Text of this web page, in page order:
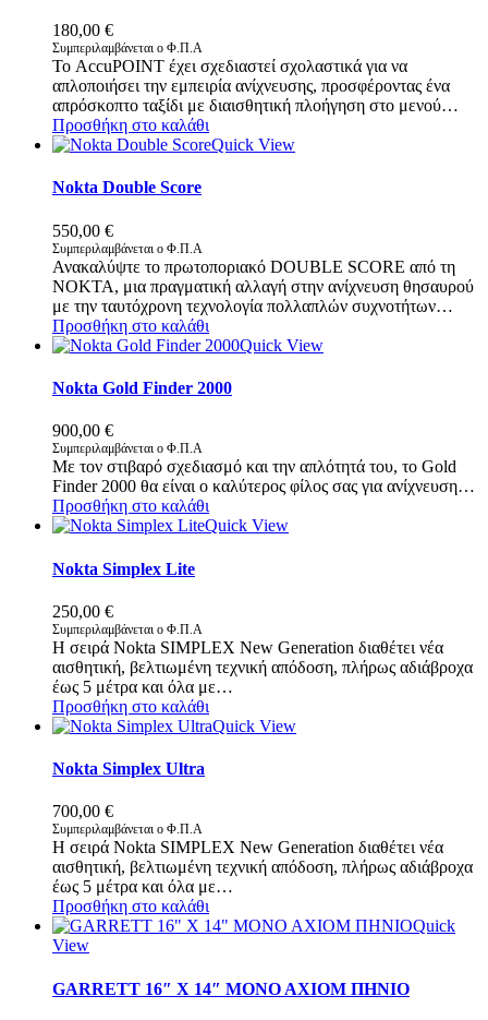
180,00 €
Συμπεριλαμβάνεται ο Φ.Π.Α
Το AccuPOINT έχει σχεδιαστεί σχολαστικά για να
απλοποιήσει την εμπειρία ανίχνευσης, προσφέροντας ένα
απρόσκοπτο ταξίδι με διαισθητική πλοήγηση στο μενού…
Προσθήκη στο καλάθι
Quick View
Nokta Double Score
550,00 €
Συμπεριλαμβάνεται ο Φ.Π.Α
Ανακαλύψτε το πρωτοποριακό DOUBLE SCORE από τη
NOKTA, μια πραγματική αλλαγή στην ανίχνευση θησαυρού
με την ταυτόχρονη τεχνολογία πολλαπλών συχνοτήτων…
Προσθήκη στο καλάθι
Quick View
Nokta Gold Finder 2000
900,00 €
Συμπεριλαμβάνεται ο Φ.Π.Α
Με τον στιβαρό σχεδιασμό και την απλότητά του, το Gold
Finder 2000 θα είναι ο καλύτερος φίλος σας για ανίχνευση…
Προσθήκη στο καλάθι
Quick View
Nokta Simplex Lite
250,00 €
Συμπεριλαμβάνεται ο Φ.Π.Α
Η σειρά Nokta SIMPLEX New Generation διαθέτει νέα
αισθητική, βελτιωμένη τεχνική απόδοση, πλήρως αδιάβροχα
έως 5 μέτρα και όλα με…
Προσθήκη στο καλάθι
Quick View
Nokta Simplex Ultra
700,00 €
Συμπεριλαμβάνεται ο Φ.Π.Α
Η σειρά Nokta SIMPLEX New Generation διαθέτει νέα
αισθητική, βελτιωμένη τεχνική απόδοση, πλήρως αδιάβροχα
έως 5 μέτρα και όλα με…
Προσθήκη στο καλάθι
Quick
View
GARRETT 16″ X 14″ MONO AXIOM ΠΗΝΙΟ